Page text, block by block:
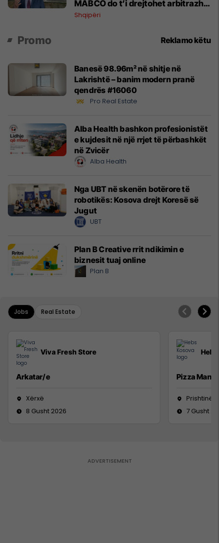
MABCO do t’i drejtohet arbitrazhit
ndërkombëtar
Shqipëri
Promo Reklamo këtu
Banesë 98.96m² në shitje në
Lakrishtë – banim modern pranë
qendrës #16060
Pro Real Estate
Alba Health bashkon profesionistët
e kujdesit në një rrjet të përbashkët
në Zvicër
Alba Health
Nga UBT në skenën botërore të
robotikës: Kosova drejt Koresë së
Jugut
UBT
Plan B Creative rrit ndikimin e
biznesit tuaj online
Plan B
Jobs Real Estate
Viva Fresh Store
Arkatar/e
Xërxë
8 Gusht 2026
Pizza Man
Prishtinë
7 Gusht